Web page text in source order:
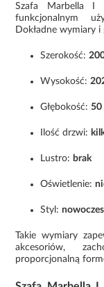
Szafa Marbella I
funkcjonalnym
Dokładne wymiary i
Szerokość:
Wysokość:
Głębokość:50
Ilość drzwi:
Lustro: brak
Oświetlenie:
Styl:
Takie wymiary
akcesoriów,
proporcjonalną